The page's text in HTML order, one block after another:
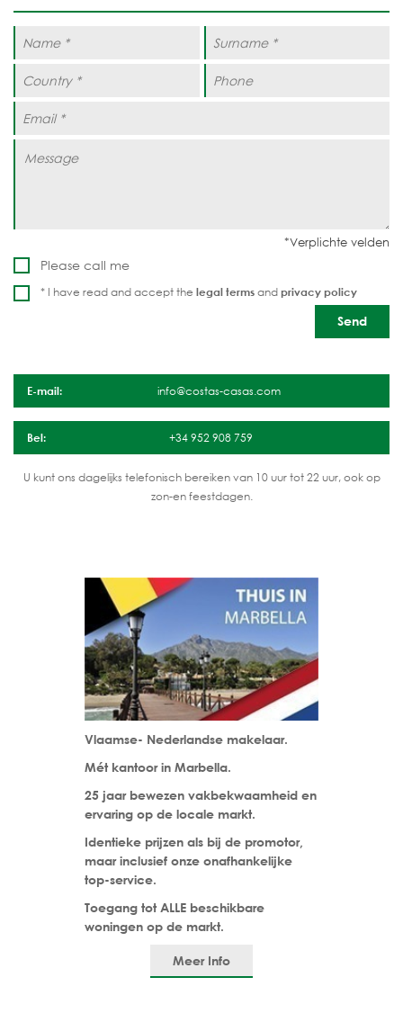
Please call me
* I have read and accept the legal termsandprivacy policy
E-mail: info@costas-casas.com
Bel: +34 952 908 759
U kunt ons dagelijks telefonisch bereiken van 10 uur tot 22 uur, ook op
zon-en feestdagen.
Vlaamse- Nederlandse makelaar.
Mét kantoor in Marbella.
25 jaar bewezen vakbekwaamheid en
ervaring op de locale markt.
Identieke prijzen als bij de promotor,
maar inclusief onze onafhankelijke
top-service.
Toegang tot ALLE beschikbare
woningen op de markt.
Meer Info